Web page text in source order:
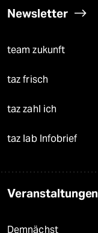
Newsletter
team zukunft
taz frisch
taz zahl ich
taz lab Infobrief
Veranstaltungen
Demnächst